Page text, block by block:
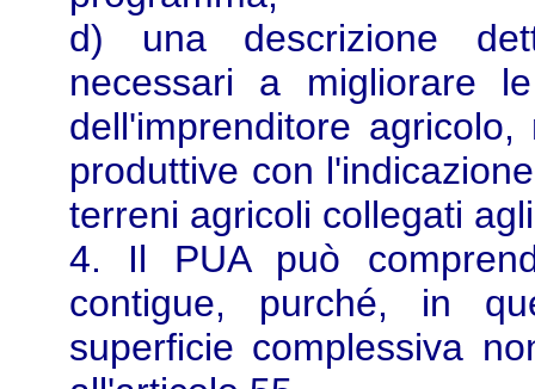
d) una descrizione
necessari a migliorare
dell'imprenditore
produttive con
terreni agricoli collegati
4. Il PUA può
contigue, purché, in
superficie complessiva